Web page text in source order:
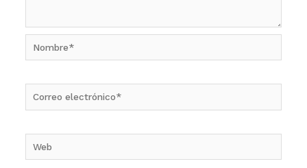
Nombre*
electrónico*